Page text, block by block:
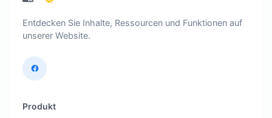
Entdecken Sie Inhalte, Ressourcen und Funktionen auf
unserer Website.
Produkt